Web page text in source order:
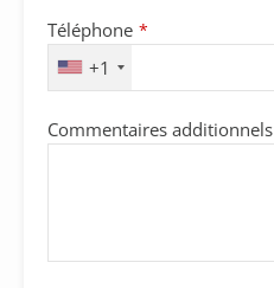
Your
Website *
Téléphone *
+1
Commentaires additionnels